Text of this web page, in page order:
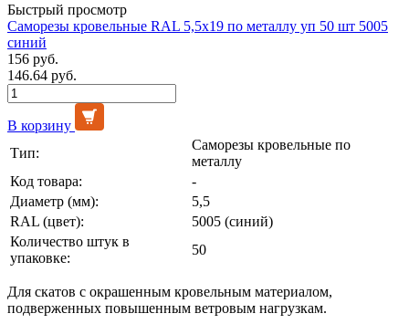
Быстрый просмотр
Саморезы кровельные RAL 5,5х19 по металлу уп 50 шт 5005
синий
156 руб.
146.64 руб.
В корзину
Тип:
Саморезы кровельные по
металлу
Код товара:
-
Диаметр (мм):
5,5
RAL (цвет):
5005 (синий)
Количество штук в
упаковке:
50
Для скатов с окрашенным кровельным материалом,
подверженных повышенным ветровым нагрузкам.